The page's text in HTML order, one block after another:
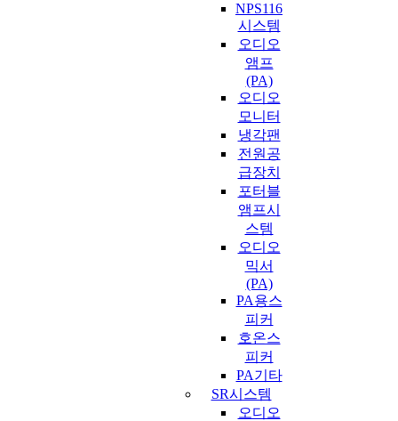
NPS116
시스템
오디오
앰프
(PA)
오디오
모니터
냉각팬
전원공
급장치
포터블
앰프시
스템
오디오
믹서
(PA)
PA용스
피커
호온스
피커
PA기타
SR시스템
오디오